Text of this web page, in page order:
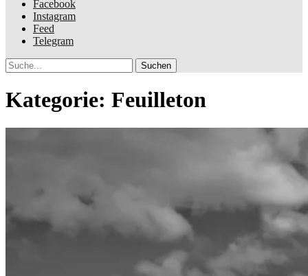
Facebook
Instagram
Feed
Telegram
Suche
Kategorie: Feuilleton